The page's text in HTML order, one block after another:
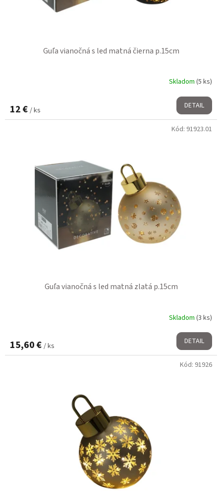
Guľa vianočná s led matná čierna p.15cm
Skladom (5 ks)
12 € / ks DETAIL
Guľa vianočná s led matná zlatá p.15cm
Skladom (3 ks)
15,60 € / ks DETAIL
Kód: 91923.01
Kód: 91926